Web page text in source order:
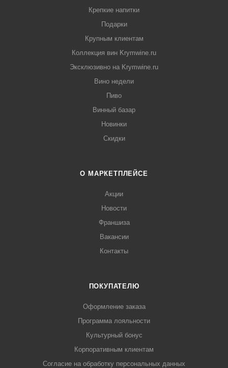
Крепкие напитки
Подарки
Крупным клиентам
Коллекция вин Krymwine.ru
Эксклюзивно на Krymwine.ru
Вино недели
Пиво
Винный базар
Новинки
Скидки
О МАРКЕТПЛЕЙСЕ
Акции
Новости
Франшиза
Вакансии
Контакты
ПОКУПАТЕЛЮ
Оформление заказа
Программа лояльности
Культурный бонус
Корпоративным клиентам
Согласие на обработку персональных данных